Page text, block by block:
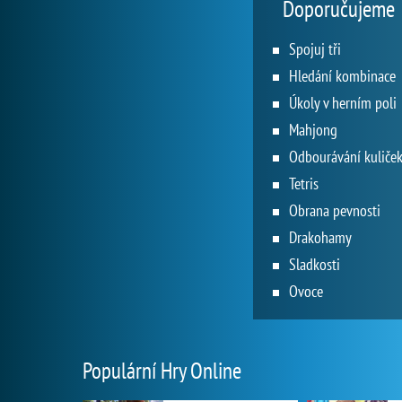
Doporučujeme
Spojuj tři
Hledání kombinace
Úkoly v herním poli
Mahjong
Odbourávání kuliček
Tetris
Obrana pevnosti
Drakohamy
Sladkosti
Ovoce
Populární Hry Online